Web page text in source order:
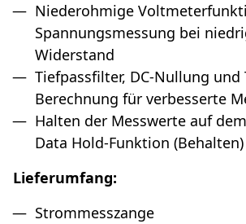
Niederohmige
Spannungsmessung bei
Widerstand
Tiefpassfilter, DC-Nullung und
Berechnung für verbesserte
Halten der Messwerte auf
Data Hold-Funktion (Behalten)
Lieferumfang:
Strommesszange